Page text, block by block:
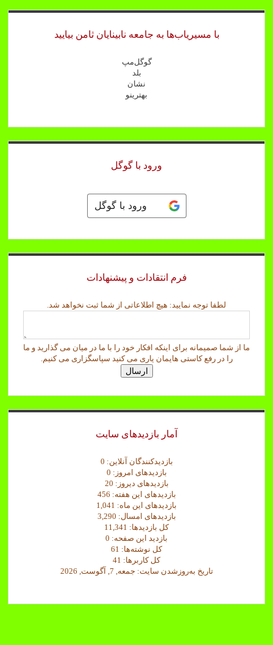
با مسیریاب‌ها به جامعه نابینایان ثامن بیایید
گوگل‌مپ
بلد
نشان
بهترینو
ورود با گوگل
ورود با گوگل
فرم انتقادات و پیشنهادات
ش
ل
ط
ف
ا
لطفا توجه نمایید: هیچ اطلاعاتی از شما ثبت نخواهد شد.
ما از شما صمیمانه برای اینکه افکار خود را با ما در میان می گذارید و ما
را در رفع کاستی هایمان یاری می کنید سپاسگزاری می کنیم.
ارسال
آمار بازدیدهای سایت
بازدیدکنندگان آنلاین: 0
بازدیدهای امروز: 0
بازدیدهای دیروز: 20
بازدیدهای این هفته: 456
بازدیدهای این ماه: 1,041
بازدیدهای امسال: 3,290
کل بازدیدها: 11,341
بازدید این صفحه: 0
کل نوشته‌ها: 61
کل کاربرها: 41
تاریخ به‌روزشدن سایت: جمعه, 7, آگوست, 2026